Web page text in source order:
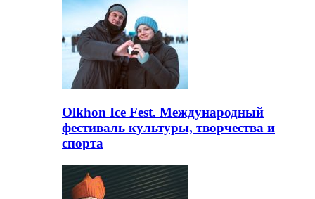
Olkhon Ice Fest. Международный
фестиваль культуры, творчества и
спорта